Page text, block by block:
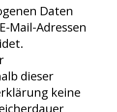
Daten
Mail-Adressen
dieser
keine